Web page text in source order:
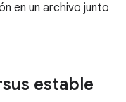
en un archivo junto
estable